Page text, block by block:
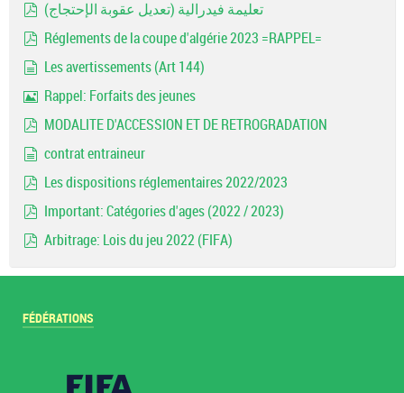
تعليمة فيدرالية (تعديل عقوبة الإحتجاج)
Réglements de la coupe d'algérie 2023 =RAPPEL=
Les avertissements (Art 144)
Rappel: Forfaits des jeunes
MODALITE D'ACCESSION ET DE RETROGRADATION
contrat entraineur
Les dispositions réglementaires 2022/2023
Important: Catégories d'ages (2022 / 2023)
Arbitrage: Lois du jeu 2022 (FIFA)
FÉDÉRATIONS